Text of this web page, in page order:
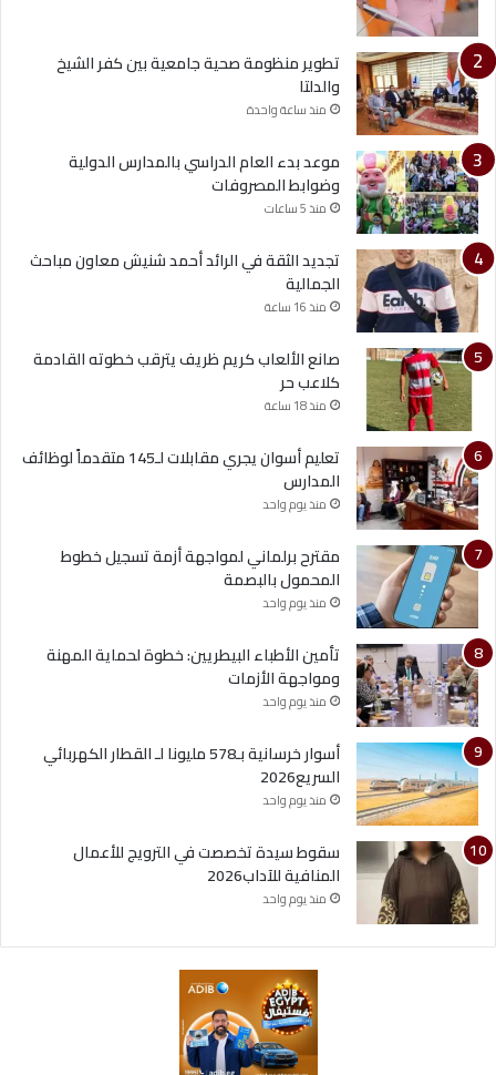
تطوير منظومة صحية جامعية بين كفر الشيخ
والدلتا
منذ ساعة واحدة
موعد بدء العام الدراسي بالمدارس الدولية
وضوابط المصروفات
منذ 5 ساعات
تجديد الثقة في الرائد أحمد شنيش معاون مباحث
الجمالية
منذ 16 ساعة
صانع الألعاب كريم ظريف يترقب خطوته القادمة
كلاعب حر
منذ 18 ساعة
تعليم أسوان يجري مقابلات لـ145 متقدماً لوظائف
المدارس
منذ يوم واحد
مقترح برلماني لمواجهة أزمة تسجيل خطوط
المحمول بالبصمة
منذ يوم واحد
تأمين الأطباء البيطريين: خطوة لحماية المهنة
ومواجهة الأزمات
منذ يوم واحد
أسوار خرسانية بـ578 مليونا لـ القطار الكهربائي
السريع2026
منذ يوم واحد
سقوط سيدة تخصصت في الترويج للأعمال
المنافية للآداب2026
منذ يوم واحد